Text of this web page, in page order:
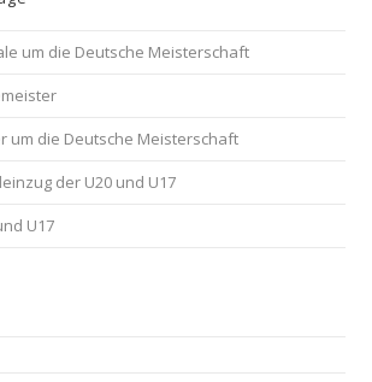
um die Deutsche Meisterschaft
um die Deutsche Meisterschaft
der U20 und U17
U17